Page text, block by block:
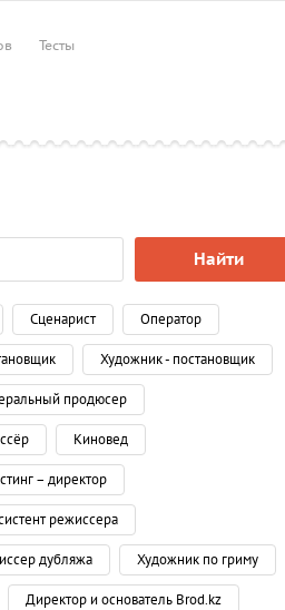
Тесты
Найти
Сценарист Оператор
Художник - постановщик
продюсер
Киновед
– директор
режиссера
дубляжа Художник по гриму
Директор и основатель Brod.kz